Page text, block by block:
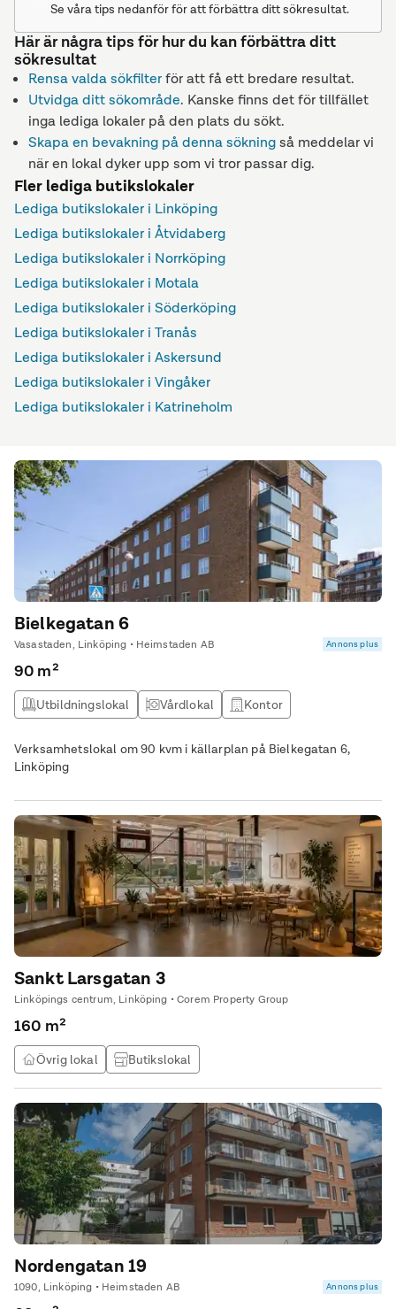
Se våra tips nedanför för att förbättra ditt sökresultat.
Här är några tips för hur du kan förbättra ditt
sökresultat
Rensa valda sökfilterför att få ett bredare resultat.
Utvidga ditt sökområde. Kanske finns det för tillfället
inga lediga lokaler på den plats du sökt.
Skapa en bevakning på denna sökningså meddelar vi
när en lokal dyker upp som vi tror passar dig.
Fler lediga butikslokaler
Lediga butikslokaler i Linköping
Lediga butikslokaler i Åtvidaberg
Lediga butikslokaler i Norrköping
Lediga butikslokaler i Motala
Lediga butikslokaler i Söderköping
Lediga butikslokaler i Tranås
Lediga butikslokaler i Askersund
Lediga butikslokaler i Vingåker
Lediga butikslokaler i Katrineholm
Bielkegatan 6
Vasastaden, Linköping • Heimstaden AB Annons plus
90 m²
Utbildningslokal Vårdlokal
Kontor
Verksamhetslokal om 90 kvm i källarplan på Bielkegatan 6,
Linköping
Sankt Larsgatan 3
Linköpings centrum, Linköping • Corem Property Group
160 m²
Övrig lokal Butikslokal
Nordengatan 19
1090, Linköping • Heimstaden AB Annons plus